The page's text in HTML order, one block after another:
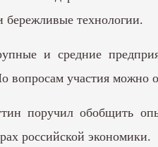
бережливые технологии.
и средние
участия можно
поручил обобщить
российской экономики.